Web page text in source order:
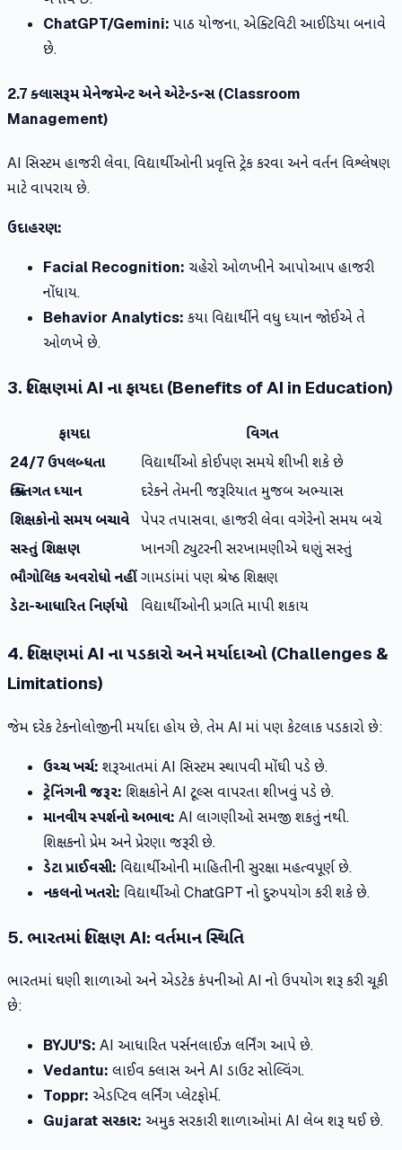
ChatGPT/Gemini: પાઠ યોજના, એક્ટિવિટી આઈડિયા બનાવે
છે.
2.7 ક્લાસરૂમ મેનેજમેન્ટ અને એટેન્ડન્સ (Classroom
Management)
AI સિસ્ટમ હાજરી લેવા, વિદ્યાર્થીઓની પ્રવૃત્તિ ટ્રેક કરવા અને વર્તન વિશ્લેષણ
માટે વાપરાય છે.
ઉદાહરણ:
Facial Recognition: ચહેરો ઓળખીને આપોઆપ હાજરી
નોંધાય.
Behavior Analytics: કયા વિદ્યાર્થીને વધુ ધ્યાન જોઈએ તે
ઓળખે છે.
3. શિક્ષણમાં AI ના ફાયદા (Benefits of AI in Education)
ફાયદા
વિગત
24/7 ઉપલબ્ધતા
વિદ્યાર્થીઓ કોઈપણ સમયે શીખી શકે છે
વ્યક્તિગત ધ્યાન
દરેકને તેમની જરૂરિયાત મુજબ અભ્યાસ
શિક્ષકોનો સમય બચાવે
પેપર તપાસવા, હાજરી લેવા વગેરેનો સમય બચે
સસ્તું શિક્ષણ
ખાનગી ટ્યુટરની સરખામણીએ ઘણું સસ્તું
ભૌગોલિક અવરોધો નહીંગામડાંમાં પણ શ્રેષ્ઠ શિક્ષણ
ડેટા-આધારિત નિર્ણયો
વિદ્યાર્થીઓની પ્રગતિ માપી શકાય
4. શિક્ષણમાં AI ના પડકારો અને મર્યાદાઓ (Challenges &
Limitations)
જેમ દરેક ટેકનોલોજીની મર્યાદા હોય છે, તેમ AI માં પણ કેટલાક પડકારો છે:
ઉચ્ચ ખર્ચ: શરૂઆતમાં AI સિસ્ટમ સ્થાપવી મોંઘી પડે છે.
ટ્રેનિંગની જરૂર: શિક્ષકોને AI ટૂલ્સ વાપરતા શીખવું પડે છે.
માનવીય સ્પર્શનો અભાવ: AI લાગણીઓ સમજી શકતું નથી.
શિક્ષકનો પ્રેમ અને પ્રેરણા જરૂરી છે.
ડેટા પ્રાઈવસી: વિદ્યાર્થીઓની માહિતીની સુરક્ષા મહત્વપૂર્ણ છે.
નકલનો ખતરો: વિદ્યાર્થીઓ ChatGPT નો દુરુપયોગ કરી શકે છે.
5. ભારતમાં શિક્ષણ AI: વર્તમાન સ્થિતિ
ભારતમાં ઘણી શાળાઓ અને એડટેક કંપનીઓ AI નો ઉપયોગ શરૂ કરી ચૂકી
છે:
BYJU'S: AI આધારિત પર્સનલાઈઝ લર્નિંગ આપે છે.
Vedantu: લાઈવ ક્લાસ અને AI ડાઉટ સોલ્વિંગ.
Toppr: એડપ્ટિવ લર્નિંગ પ્લેટફોર્મ.
Gujarat સરકાર: અમુક સરકારી શાળાઓમાં AI લેબ શરૂ થઈ છે.